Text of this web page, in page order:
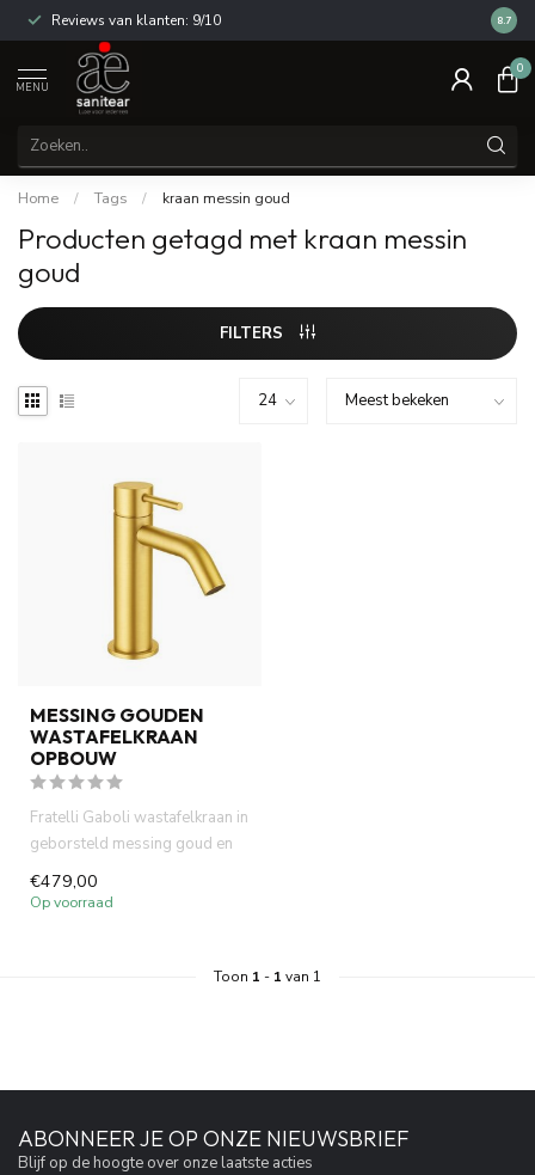
Reviews van klanten: 9/10 14
8.7
MENU
0
Home / Tags / kraan messin goud
Producten getagd met kraan messin
goud
FILTERS
MESSING GOUDEN
WASTAFELKRAAN
OPBOUW
Fratelli Gaboli wastafelkraan in
geborsteld messing goud en
opbouw model. Italia...
€479,00
Op voorraad
Toon 1 - 1 van 1
ABONNEER JE OP ONZE NIEUWSBRIEF
Blijf op de hoogte over onze laatste acties